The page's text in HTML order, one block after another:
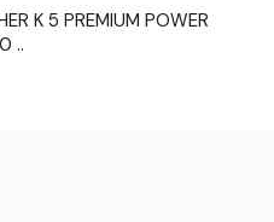
K 5 PREMIUM POWER
..